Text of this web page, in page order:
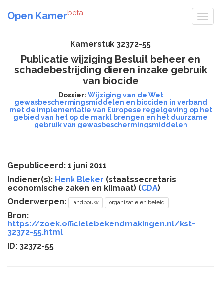
Open Kamerbeta
Kamerstuk 32372-55
Publicatie wijziging Besluit beheer en
schadebestrijding dieren inzake gebruik
van biocide
Dossier: Wijziging van de Wet
gewasbeschermingsmiddelen en biociden in verband
met de implementatie van Europese regelgeving op het
gebied van het op de markt brengen en het duurzame
gebruik van gewasbeschermingsmiddelen
Gepubliceerd: 1 juni 2011
Indiener(s): Henk Bleker (staatssecretaris
economische zaken en klimaat) (CDA)
Onderwerpen:
landbouw organisatie en beleid
Bron:
https://zoek.officielebekendmakingen.nl/kst-
32372-55.html
ID: 32372-55